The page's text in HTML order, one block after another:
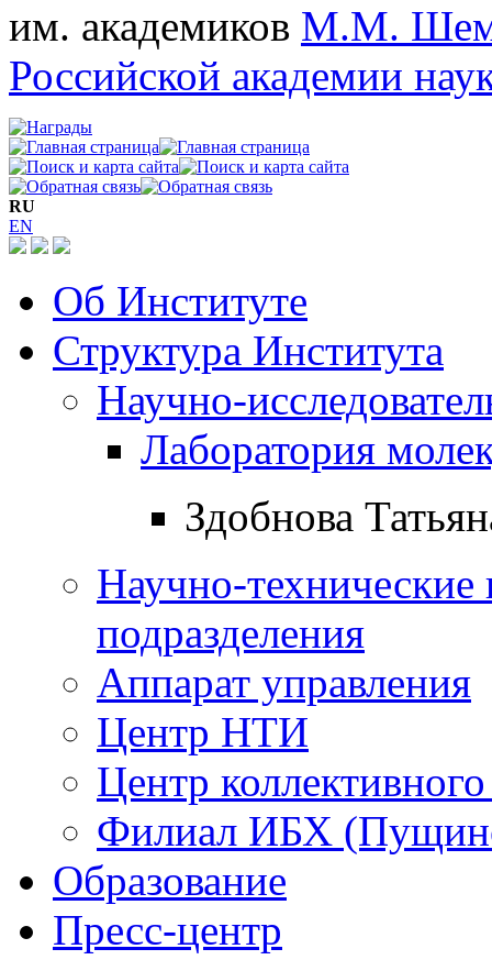
им. академиков М.М.
Российской академии
RU
EN
Об Институте
Структура Института
Научно-
Лаборатория
Здобнова
Научно-технические
подразделения
Аппарат управления
Центр НТИ
Центр
Филиал ИБХ
Образование
Пресс-центр